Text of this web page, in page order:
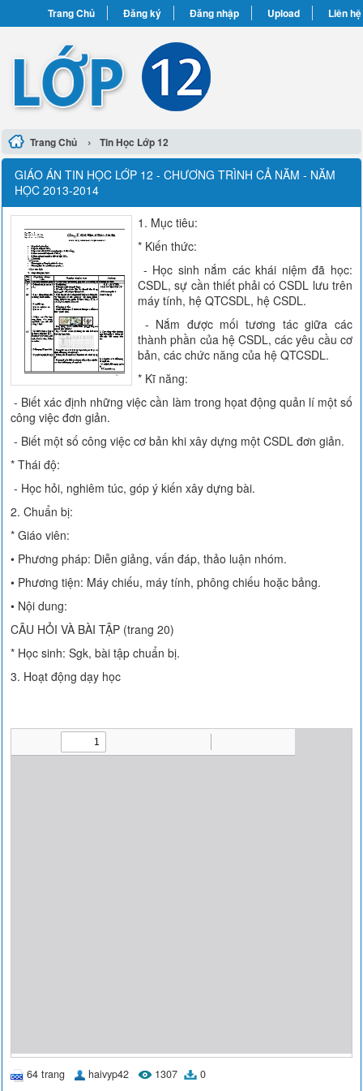
Trang Chủ Đăng ký Đăng nhập Upload Liên hệ
Trang Chủ › Tin Học Lớp 12
GIÁO ÁN TIN HỌC LỚP 12 - CHƯƠNG TRÌNH CẢ NĂM - NĂM
HỌC 2013-2014
1. Mục tiêu:
* Kiến thức:
- Học sinh nắm các khái niệm đã học:
CSDL, sự cần thiết phải có CSDL lưu trên
máy tính, hệ QTCSDL, hệ CSDL.
- Nắm được mối tương tác giữa các
thành phần của hệ CSDL, các yêu cầu cơ
bản, các chức năng của hệ QTCSDL.
* Kĩ năng:
- Biết xác định những việc cần làm trong họat động quản lí một số
công việc đơn giản.
- Biết một số công việc cơ bản khi xây dựng một CSDL đơn giản.
* Thái độ:
- Học hỏi, nghiêm túc, góp ý kiến xây dựng bài.
2. Chuẩn bị:
* Giáo viên:
• Phương pháp: Diễn giảng, vấn đáp, thảo luận nhóm.
• Phương tiện: Máy chiếu, máy tính, phông chiếu hoặc bảng.
• Nội dung:
CÂU HỎI VÀ BÀI TẬP (trang 20)
* Học sinh: Sgk, bài tập chuẩn bị.
3. Hoạt động dạy học
64 trang haivyp42 1307 0